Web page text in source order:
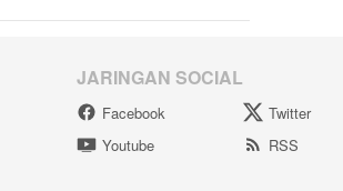
JARINGAN SOCIAL
Facebook Twitter
Youtube
RSS